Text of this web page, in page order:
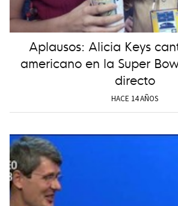
Aplausos: Alicia Keys
americano en la Super
directo
HACE 14 AÑOS